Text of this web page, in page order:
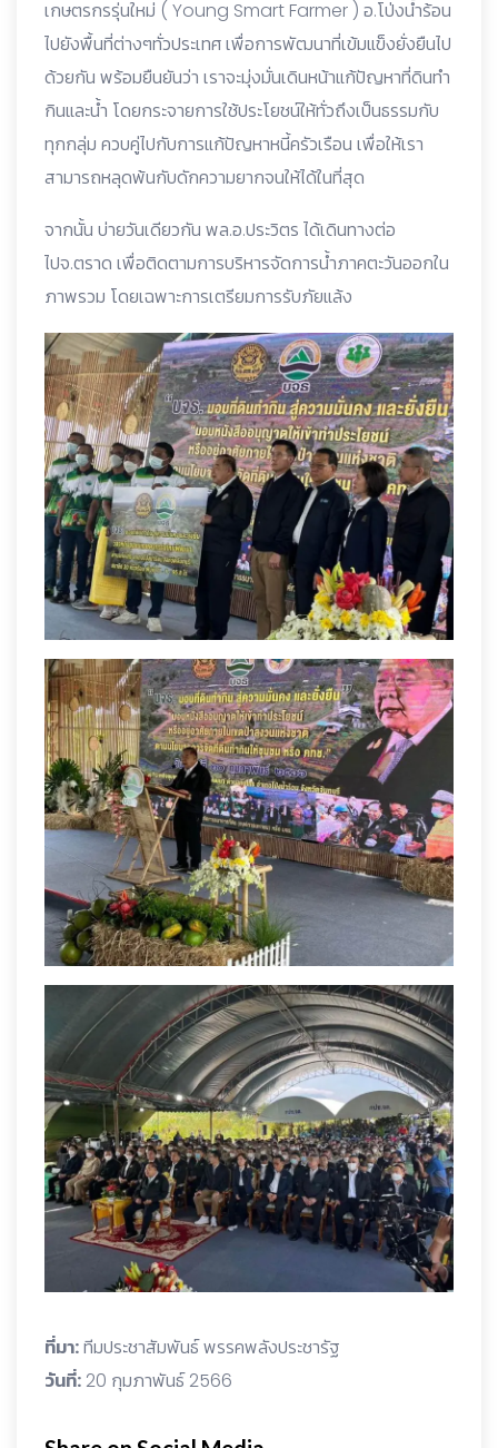
เกษตรกรรุ่นใหม่ ( Young Smart Farmer ) อ.โป่งน้ำร้อน
ไปยังพื้นที่ต่างๆทั่วประเทศ เพื่อการพัฒนาที่เข้มแข็งยั่งยืนไป
ด้วยกัน พร้อมยืนยันว่า เราจะมุ่งมั่นเดินหน้าแก้ปัญหาที่ดินทำ
กินและน้ำ โดยกระจายการใช้ประโยชน์ให้ทั่วถึงเป็นธรรมกับ
ทุกกลุ่ม ควบคู่ไปกับการแก้ปัญหาหนี้ครัวเรือน เพื่อให้เรา
สามารถหลุดพ้นกับดักความยากจนให้ได้ในที่สุด
จากนั้น บ่ายวันเดียวกัน พล.อ.ประวิตร ได้เดินทางต่อ
ไปจ.ตราด เพื่อติดตามการบริหารจัดการน้ำภาคตะวันออกใน
ภาพรวม โดยเฉพาะการเตรียมการรับภัยแล้ง
ที่มา:ทีมประชาสัมพันธ์ พรรคพลังประชารัฐ
วันที่: 20 กุมภาพันธ์ 2566